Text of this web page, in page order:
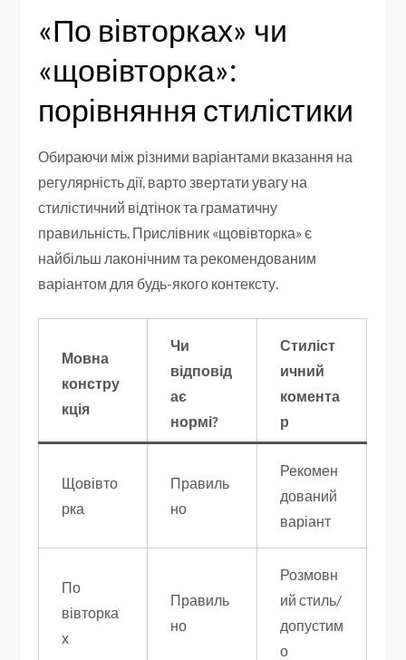
«По вівторках» чи
«щовівторка»:
порівняння стилістики
Обираючи між різними варіантами вказання на
регулярність дії, варто звертати увагу на
стилістичний відтінок та граматичну
правильність. Прислівник «щовівторка» є
найбільш лаконічним та рекомендованим
варіантом для будь-якого контексту.
Мовна
констру
кція
Чи
відповід
ає
нормі?
Стиліст
ичний
комента
р
Щовівто
рка
Правиль
но
Рекомен
дований
варіант
По
вівторка
х
Правиль
но
Розмовн
ий стиль/
допустим
о